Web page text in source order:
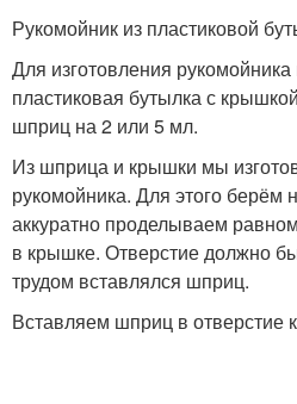
Рукомойник из пластиковой
Для изготовления
пластиковая бутылка с
шприц на 2 или 5 мл.
Из шприца и крышки мы
рукомойника. Для этого берём
аккуратно проделываем
в крышке. Отверстие должно
трудом вставлялся шприц.
Вставляем шприц в отверстие